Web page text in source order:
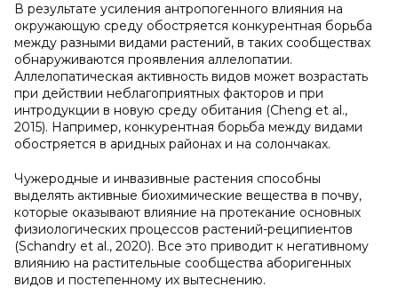
В результате усиления антропогенного влияния на
окружающую среду обостряется конкурентная борьба
между разными видами растений, в таких сообществах
обнаруживаются проявления аллелопатии.
Аллелопатическая активность видов может возрастать
при действии неблагоприятных факторов и при
интродукции в новую среду обитания (Cheng et al.,
2015). Например, конкурентная борьба между видами
обостряется в аридных районах и на солончаках.
Чужеродные и инвазивные растения способны
выделять активные биохимические вещества в почву,
которые оказывают влияние на протекание основных
физиологических процессов растений-реципиентов
(Schandry et al., 2020). Все это приводит к негативному
влиянию на растительные сообщества аборигенных
видов и постепенному их вытеснению.